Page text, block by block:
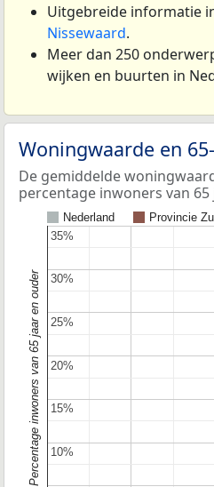
Uitgebreide informatie
Nissewaard.
Meer dan 250
wijken en buurten in
Woningwaarde en
De gemiddelde
percentage inwoners van
Nederland Provincie
10%
10%
15%
15%
20%
20%
25%
25%
30%
30%
35%
35%
Percentage inwoners van 65 jaar en ouder